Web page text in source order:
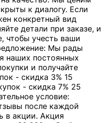
к диалогу. Если
конкретный вид
детали при заказе, и
чтобы учесть ваши
Мы рады
наших постоянных
и получайте
- скидка 3% 15
- скидка 7% 25
условие:
после каждой
в акции. Акция